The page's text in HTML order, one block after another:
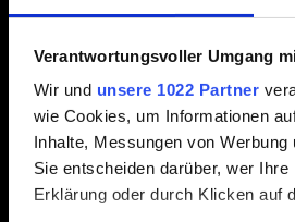
Verantwortungsvoller Umgang
Wir und unsere 1022 Partner
wie Cookies, um Informationen
Inhalte, Messungen von
Sie entscheiden darüber, wer
Erklärung oder durch Klicken auf